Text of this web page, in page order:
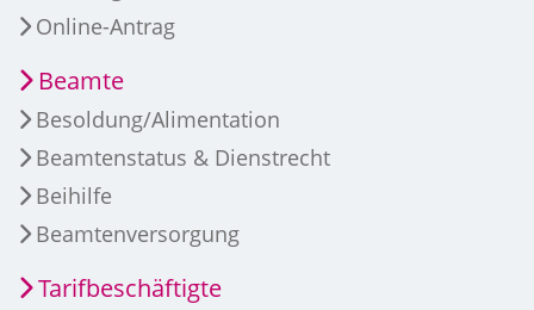
Online-Antrag
Beamte
Besoldung/Alimentation
Beamtenstatus & Dienstrecht
Beihilfe
Beamtenversorgung
Tarifbeschäftigte